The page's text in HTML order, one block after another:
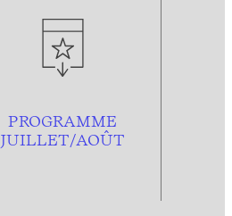
PROGRAMME
JUILLET/AOÛT